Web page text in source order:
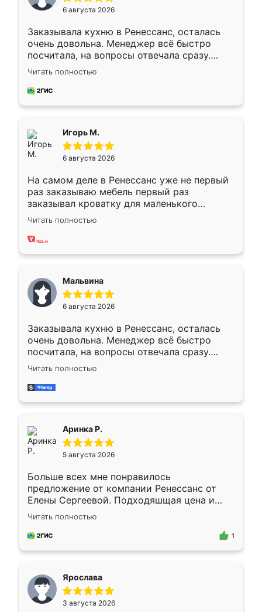
6 августа 2026
Заказывала кухню в Ренессанс, осталась
очень довольна. Менеджер всё быстро
посчитала, на вопросы отвечала сразу.
Замерщик приехал в субботу, подошёл к
делу со всей ответственностью. Собрали
за день, ребята работали аккуратно, даже
Читать полностью
Игорь М.
6 августа 2026
На самом деле в Ренессанс уже не первый
раз заказываю мебель первый раз
заказывал кроватку для маленького
ребёнка при его рождении ,во второй раз
заказал шкаф-купе. По качеству очень
хорошее сборка достаточно быстрая,
меньше, здесь же он более разнообразный.
Мне нравится ,если что-то потребуется из
мебели буду заказывать только здесь.
Читать полностью
Мальвина
6 августа 2026
Заказывала кухню в Ренессанс, осталась
очень довольна. Менеджер всё быстро
посчитала, на вопросы отвечала сразу.
Замерщик приехал в субботу, подошёл к
делу со всей ответственностью. Собрали
за день, ребята работали аккуратно, даже
Читать полностью
Аринка Р.
5 августа 2026
Больше всех мне понравилось
предложение от компании Ренессанс от
Елены Сергеевой. Подходяшщая цена и
короткие сроки изготовления. Приехавший
для замера сотрудник Владислав
предложил по моему эскизу самый
Читать полностью
1
Ярослава
3 августа 2026